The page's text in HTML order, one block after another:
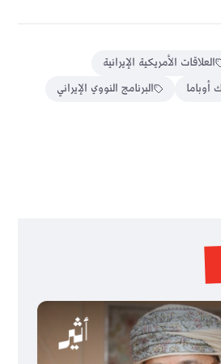
العلاقات الأمريكية الإيرانية
أوباما
البرنامج النووي الإيراني